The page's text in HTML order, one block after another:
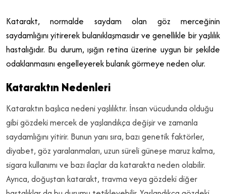
Katarakt, normalde saydam olan göz merceğinin
saydamlığını yitirerek bulanıklaşmasıdır ve genellikle bir yaşlılık
hastalığıdır. Bu durum, ışığın retina üzerine uygun bir şekilde
odaklanmasını engelleyerek bulanık görmeye neden olur.
Kataraktın Nedenleri
Kataraktın başlıca nedeni yaşlılıktır. İnsan vücudunda olduğu
gibi gözdeki mercek de yaşlandıkça değişir ve zamanla
saydamlığını yitirir. Bunun yanı sıra, bazı genetik faktörler,
diyabet, göz yaralanmaları, uzun süreli güneşe maruz kalma,
sigara kullanımı ve bazı ilaçlar da katarakta neden olabilir.
Ayrıca, doğuştan katarakt, travma veya gözdeki diğer